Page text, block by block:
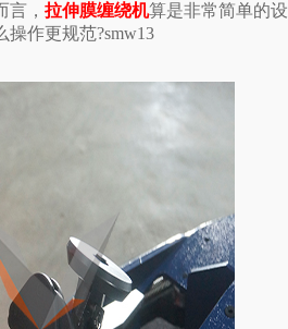
， 拉伸膜缠绕机算是非常简单的设
操作更规范?smw13